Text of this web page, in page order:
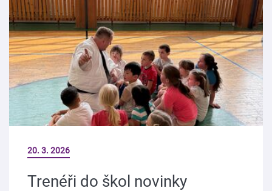
20. 3. 2026
Trenéři do škol novinky